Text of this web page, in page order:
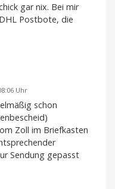
gar nix. Bei mir
Postbote, die
Uhr
schon
Zoll im Briefkasten
Sendung gepasst